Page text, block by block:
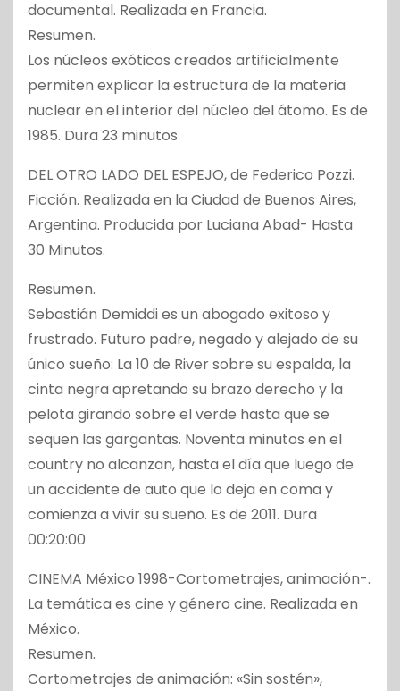
documental. Realizada en Francia.
Resumen.
Los núcleos exóticos creados artificialmente
permiten explicar la estructura de la materia
nuclear en el interior del núcleo del átomo. Es de
1985. Dura 23 minutos
DEL OTRO LADO DEL ESPEJO, de Federico Pozzi.
Ficción. Realizada en la Ciudad de Buenos Aires,
Argentina. Producida por Luciana Abad- Hasta
30 Minutos.
Resumen.
Sebastián Demiddi es un abogado exitoso y
frustrado. Futuro padre, negado y alejado de su
único sueño: La 10 de River sobre su espalda, la
cinta negra apretando su brazo derecho y la
pelota girando sobre el verde hasta que se
sequen las gargantas. Noventa minutos en el
country no alcanzan, hasta el día que luego de
un accidente de auto que lo deja en coma y
comienza a vivir su sueño. Es de 2011. Dura
00:20:00
CINEMA México 1998-Cortometrajes, animación-.
La temática es cine y género cine. Realizada en
México.
Resumen.
Cortometrajes de animación: «Sin sostén»,